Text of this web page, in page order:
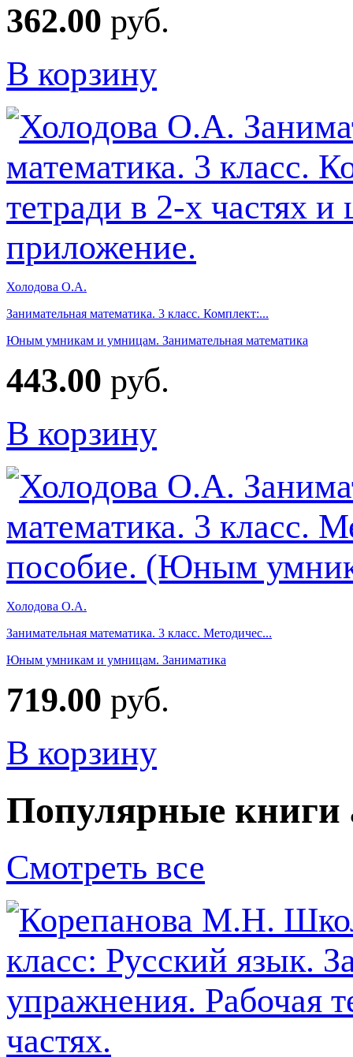
362.00 руб.
В корзину
Холодова О.А.
Занимательная математика. 3 класс. Комплект:...
Юным умникам и умницам. Занимательная математика
443.00 руб.
В корзину
Холодова О.А.
Занимательная математика. 3 класс. Методичес...
Юным умникам и умницам. Заниматика
719.00 руб.
В корзину
Популярные книги
Смотреть все